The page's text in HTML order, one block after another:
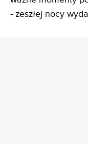
- zeszłej nocy